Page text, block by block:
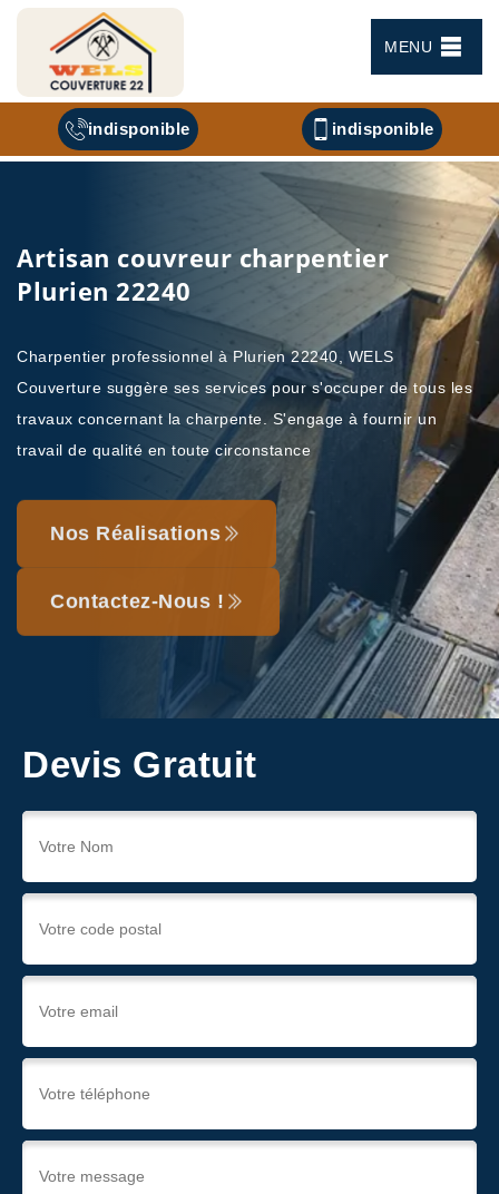
MENU
indisponible indisponible
Artisan couvreur charpentier
Plurien 22240
Charpentier professionnel à Plurien 22240, WELS
Couverture suggère ses services pour s'occuper de tous les
travaux concernant la charpente. S'engage à fournir un
travail de qualité en toute circonstance
Nos Réalisations
Contactez-Nous !
Devis Gratuit